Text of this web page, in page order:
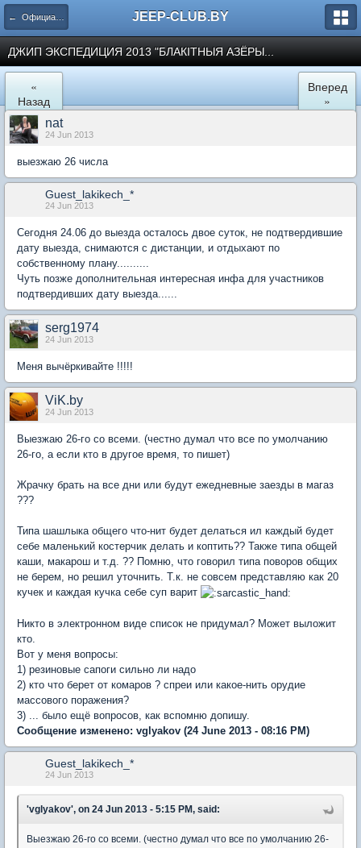
← Официальные клубные мероприятия JEEP-CLUB.BY
ДЖИП ЭКСПЕДИЦИЯ 2013 "БЛАКITНЫЯ АЗЁРЫ...
«
Назад
Вперед
»
nat
24 Jun 2013
выезжаю 26 числа
Guest_lakikech_*
24 Jun 2013
Сегодня 24.06 до выезда осталось двое суток, не подтвердившие
дату выезда, снимаются с дистанции, и отдыхают по
собственному плану..........
Чуть позже дополнительная интересная инфа для участников
подтвердивших дату выезда......
serg1974
24 Jun 2013
Меня вычёркивайте !!!!!
ViK.by
24 Jun 2013
Выезжаю 26-го со всеми. (честно думал что все по умолчанию
26-го, а если кто в другое время, то пишет)
Жрачку брать на все дни или будут ежедневные заезды в магаз
???
Типа шашлыка общего что-нит будет делаться ил каждый будет
себе маленький костерчик делать и коптить?? Также типа общей
каши, макарош и т.д. ?? Помню, что говорил типа поворов общих
не берем, но решил уточнить. Т.к. не совсем представляю как 20
кучек и каждая кучка себе суп варит
Никто в электронном виде список не придумал? Может выложит
кто.
Вот у меня вопросы:
1) резиновые сапоги сильно ли надо
2) кто что берет от комаров ? спреи или какое-нить орудие
массового поражения?
3) ... было ещё вопросов, как вспомню допишу.
Сообщение изменено: vglyakov (24 June 2013 - 08:16 PM)
Guest_lakikech_*
24 Jun 2013
'vglyakov', on 24 Jun 2013 - 5:15 PM, said:
Выезжаю 26-го со всеми. (честно думал что все по умолчанию 26-